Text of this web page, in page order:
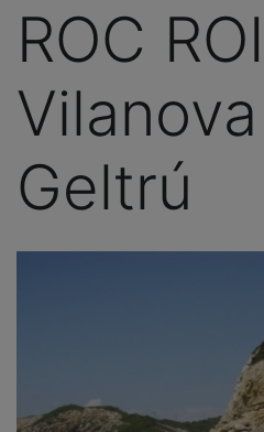
ROC ROI
Geltrú